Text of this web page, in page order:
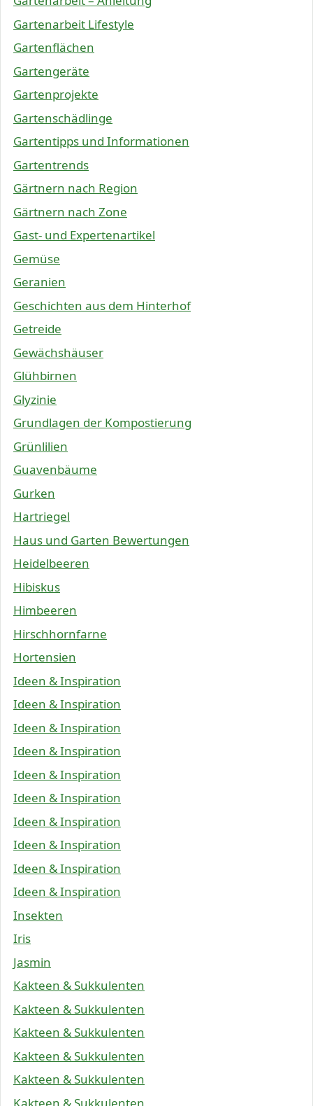
Gartenarbeit Lifestyle
Gartenflächen
Gartengeräte
Gartenprojekte
Gartenschädlinge
Gartentipps und Informationen
Gartentrends
Gärtnern nach Region
Gärtnern nach Zone
Gast- und Expertenartikel
Gemüse
Geranien
Geschichten aus dem Hinterhof
Getreide
Gewächshäuser
Glühbirnen
Glyzinie
Grundlagen der Kompostierung
Grünlilien
Guavenbäume
Gurken
Hartriegel
Haus und Garten Bewertungen
Heidelbeeren
Hibiskus
Himbeeren
Hirschhornfarne
Hortensien
Ideen & Inspiration
Ideen & Inspiration
Ideen & Inspiration
Ideen & Inspiration
Ideen & Inspiration
Ideen & Inspiration
Ideen & Inspiration
Ideen & Inspiration
Ideen & Inspiration
Ideen & Inspiration
Insekten
Iris
Jasmin
Kakteen & Sukkulenten
Kakteen & Sukkulenten
Kakteen & Sukkulenten
Kakteen & Sukkulenten
Kakteen & Sukkulenten
Kakteen & Sukkulenten